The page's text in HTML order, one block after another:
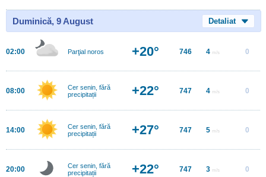
Duminică, 9 August Detaliat
02:00 Parţial noros +20° 746 4 m/s 0
08:00
Cer senin, fără
precipitații
+22° 747 4 m/s 0
14:00
Cer senin, fără
precipitații
+27° 747 5 m/s 0
20:00
Cer senin, fără
precipitații
+22° 747 3 m/s 0